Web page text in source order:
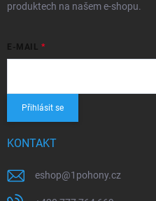
produktech na našem e-shopu.
E-MAIL
Přihlásit se
KONTAKT
eshop@1pohony.cz